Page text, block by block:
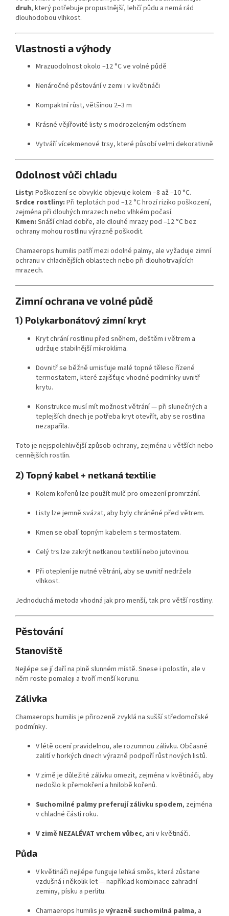
druh, který potřebuje propustnější, lehčí půdu a nemá rád
dlouhodobou vlhkost.
Vlastnosti a výhody
Mrazuodolnost okolo –12 °C ve volné půdě
Nenáročné pěstování v zemi i v květináči
Kompaktní růst, většinou 2–3 m
Krásné vějířovité listy s modrozeleným odstínem
Vytváří vícekmenové trsy, které působí velmi dekorativně
Odolnost vůči chladu
Listy: Poškození se obvykle objevuje kolem –8 až –10 °C.
Srdce rostliny: Při teplotách pod –12 °C hrozí riziko poškození,
zejména při dlouhých mrazech nebo vlhkém počasí.
Kmen: Snáší chlad dobře, ale dlouhé mrazy pod –12 °C bez
ochrany mohou rostlinu výrazně poškodit.
Chamaerops humilis patří mezi odolné palmy, ale vyžaduje zimní
ochranu v chladnějších oblastech nebo při dlouhotrvajících
mrazech.
Zimní ochrana ve volné půdě
1) Polykarbonátový zimní kryt
Kryt chrání rostlinu před sněhem, deštěm i větrem a
udržuje stabilnější mikroklima.
Dovnitř se běžně umisťuje malé topné těleso řízené
termostatem, které zajišťuje vhodné podmínky uvnitř
krytu.
Konstrukce musí mít možnost větrání — při slunečných a
teplejších dnech je potřeba kryt otevřít, aby se rostlina
nezapařila.
Toto je nejspolehlivější způsob ochrany, zejména u větších nebo
cennějších rostlin.
2) Topný kabel + netkaná textilie
Kolem kořenů lze použít mulč pro omezení promrzání.
Listy lze jemně svázat, aby byly chráněné před větrem.
Kmen se obalí topným kabelem s termostatem.
Celý trs lze zakrýt netkanou textilií nebo jutovinou.
Při oteplení je nutné větrání, aby se uvnitř nedržela
vlhkost.
Jednoduchá metoda vhodná jak pro menší, tak pro větší rostliny.
Pěstování
Stanoviště
Nejlépe se jí daří na plně slunném místě. Snese i polostín, ale v
něm roste pomaleji a tvoří menší korunu.
Zálivka
Chamaerops humilis je přirozeně zvyklá na sušší středomořské
podmínky.
V létě ocení pravidelnou, ale rozumnou zálivku. Občasné
zalití v horkých dnech výrazně podpoří růst nových listů.
V zimě je důležité zálivku omezit, zejména v květináči, aby
nedošlo k přemokření a hnilobě kořenů.
Suchomilné palmy preferují zálivku spodem, zejména
v chladné části roku.
V zimě NEZALÉVAT vrchem vůbec, ani v květináči.
Půda
V květináči nejlépe funguje lehká směs, která zůstane
vzdušná i několik let — například kombinace zahradní
zeminy, písku a perlitu.
Chamaerops humilis je výrazně suchomilná palma, a